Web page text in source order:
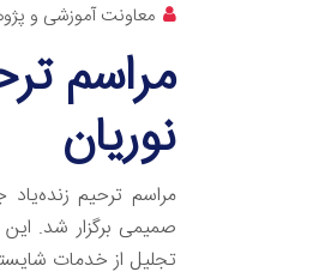
معاونت آموزشی و
مراسم
نوریان
مراسم ترحیم
صمیمی برگزار شد.
تجلیل از خدمات